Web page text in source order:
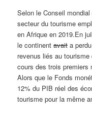
Selon le Conseil
secteur du tourisme
en Afrique en 2019.En
le continentavait a
revenus liés au tourisme
cours des trois premiers
Alors que le Fonds
12% du PIB réel des
tourisme pour la même